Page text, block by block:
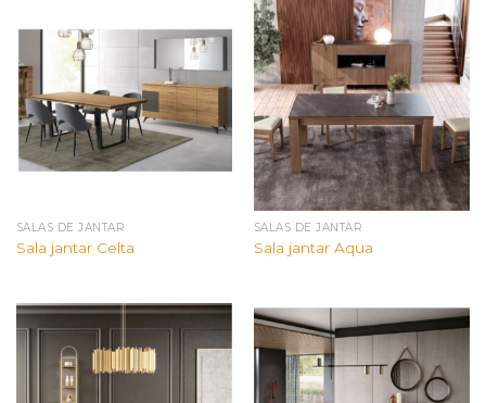
SALAS DE JANTAR
Sala jantar Celta
SALAS DE JANTAR
Sala jantar Aqua